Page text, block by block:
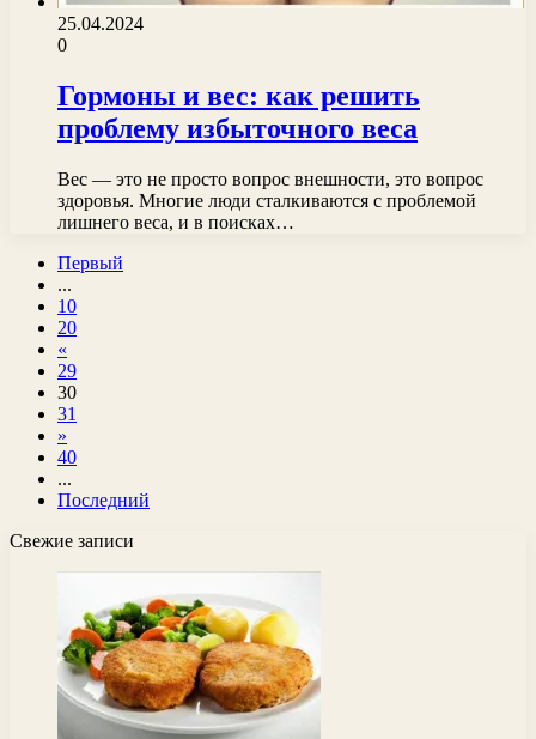
25.04.2024
0
Гормоны и вес: как решить
проблему избыточного веса
Вес — это не просто вопрос внешности, это вопрос
здоровья. Многие люди сталкиваются с проблемой
лишнего веса, и в поисках…
Первый
...
10
20
«
29
30
31
»
40
...
Последний
Свежие записи